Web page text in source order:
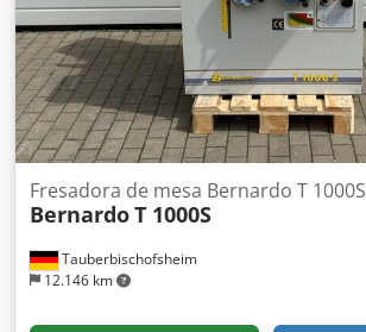
Tauberbischofsheim
12.146 km
Fresadora de mesa Bernardo T 1000S
BernardoT 1000S